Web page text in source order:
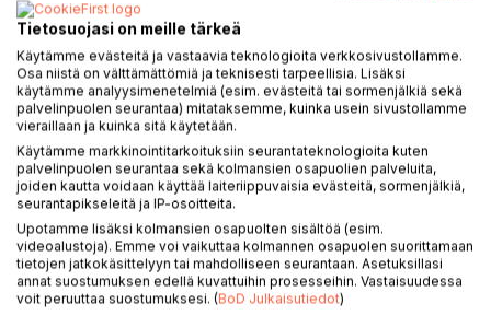
Tshekkoslovakian miehitys heittävät varjonsa nuorten
elämään. He yrittävät säilyttää erilaiset henkilökohtaiset
vakaumuksensa uusissa olosuhteissa. Anja ja Matti
kasvavat kivuliaasti idealisteista realisteiksi ja kypsyvät
kantamaan vanhempiensa sodan haavat ja vaietut
perhesalaisuudet.
Vuosikymmeniä myöhemmin Talvitiet tekevät vielä kerran
valinnan. He jättävät kaupungin, asettuvat Lappiin ja
valmistautuvat kohtaamaan oman vanhuutensa palveluista
riisutussa pikkukylässä. Sieltä käsin he tarkastelevat tämän
päivän suomalaista hyvinvointiyhteiskuntaa – hyvinvoivien
yhteiskuntaa hämmennystä ja ulkopuolisuutta tuntien.
Arvo Myllymäki on julkaissut useita tietokirjoja sekä teokset
Tietosuojasi on meille tärkeä
Käytämme evästeitä ja vastaavia teknologioita verkkosivustollamme.
Osa niistä on välttämättömiä ja teknisesti tarpeellisia. Lisäksi
käytämme analyysimenetelmiä (esim. evästeitä tai sormenjälkiä sekä
palvelinpuolen seurantaa) mitataksemme, kuinka usein sivustollamme
vieraillaan ja kuinka sitä käytetään.
Käytämme markkinointitarkoituksiin seurantateknologioita kuten
palvelinpuolen seurantaa sekä kolmansien osapuolien palveluita,
joiden kautta voidaan käyttää laiteriippuvaisia evästeitä, sormenjälkiä,
seurantapikseleitä ja IP-osoitteita.
Upotamme lisäksi kolmansien osapuolten sisältöä (esim.
videoalustoja). Emme voi vaikuttaa kolmannen osapuolen suorittamaan
tietojen jatkokäsittelyyn tai mahdolliseen seurantaan. Asetuksillasi
annat suostumuksen edellä kuvattuihin prosesseihin. Vastaisuudessa
voit peruuttaa suostumuksesi. (BoD Julkaisutiedot)